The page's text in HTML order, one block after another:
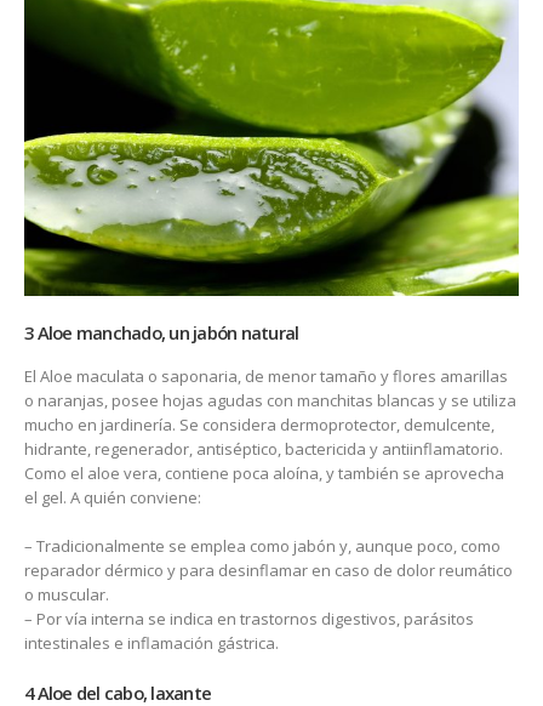
3 Aloe manchado, un jabón natural
El Aloe maculata o saponaria, de menor tamaño y flores amarillas
o naranjas, posee hojas agudas con manchitas blancas y se utiliza
mucho en jardinería. Se considera dermoprotector, demulcente,
hidrante, regenerador, antiséptico, bactericida y antiinflamatorio.
Como el aloe vera, contiene poca aloína, y también se aprovecha
el gel. A quién conviene:
– Tradicionalmente se emplea como jabón y, aunque poco, como
reparador dérmico y para desinflamar en caso de dolor reumático
o muscular.
– Por vía interna se indica en trastornos digestivos, parásitos
intestinales e inflamación gástrica.
4 Aloe del cabo, laxante